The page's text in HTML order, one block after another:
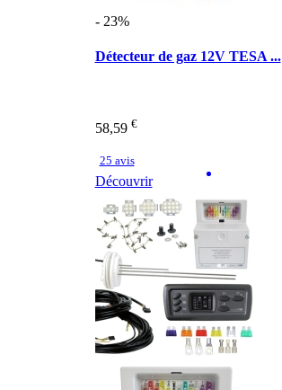
- 23%
Détecteur de gaz 12V TESA ...
58,59 €
25 avis
Découvrir